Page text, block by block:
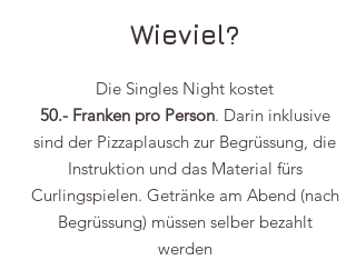
Wieviel?
Die Singles Night kostet
50.- Franken pro Person. Darin inklusive
sind der Pizzaplausch zur Begrüssung, die
Instruktion und das Material fürs
Curlingspielen. Getränke am Abend (nach
Begrüssung) müssen selber bezahlt
werden